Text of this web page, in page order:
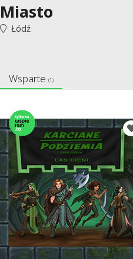
Miasto
Łódź
Wsparte (1)